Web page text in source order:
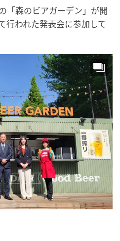
「森のビアガーデン」が開
行われた発表会に参加して